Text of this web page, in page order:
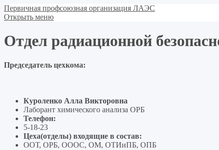
Первичная профсоюзная организация ЛАЭС
Открыть меню
Отдел радиационной
Председатель цехкома:
Куроленко Алла Викторовна
Лаборант химического анализа ОРБ
Телефон:
5-18-23
Цеха(отделы) входящие в состав:
ООТ, ОРБ, ОООС, ОМ, ОТИиПБ, ОПБ